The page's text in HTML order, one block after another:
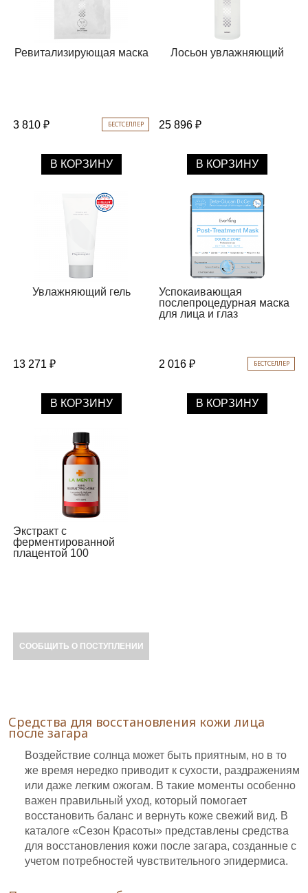
БЕСТСЕЛЛЕР
Ревитализирующая маска
3 810 ₽
В КОРЗИНУ
Лосьон увлажняющий
25 896 ₽
В КОРЗИНУ
Увлажняющий гель
13 271 ₽
В КОРЗИНУ
БЕСТСЕЛЛЕР
Успокаивающая
послепроцедурная маска
для лица и глаз
2 016 ₽
В КОРЗИНУ
Экстракт с
ферментированной
плацентой 100
СООБЩИТЬ О ПОСТУПЛЕНИИ
Средства для восстановления кожи лица
после загара
Воздействие солнца может быть приятным, но в то
же время нередко приводит к сухости, раздражениям
или даже легким ожогам. В такие моменты особенно
важен правильный уход, который помогает
восстановить баланс и вернуть коже свежий вид. В
каталоге «Сезон Красоты» представлены средства
для восстановления кожи после загара, созданные с
учетом потребностей чувствительного эпидермиса.